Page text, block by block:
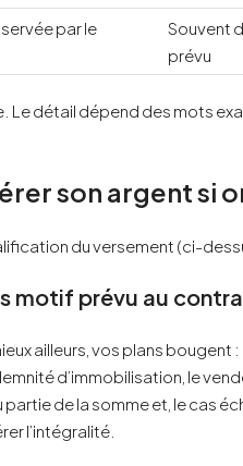
par le
Souvent
prévu
Le détail dépend des mots
son argent si
du versement (ci-
motif prévu au
ailleurs, vos plans
d’immobilisation, le
de la somme et, le cas
l’intégralité.